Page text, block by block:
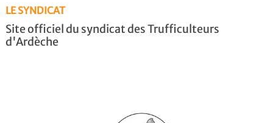
LE SYNDICAT
Site officiel du syndicat des Trufficulteurs
d'Ardèche